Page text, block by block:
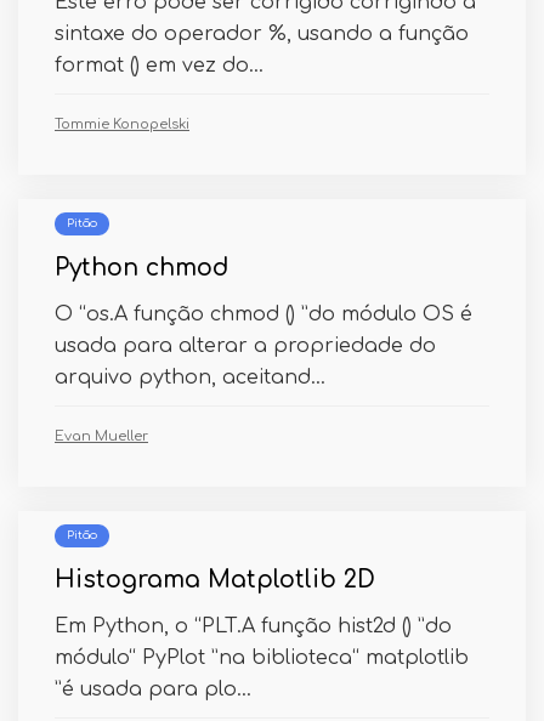
sintaxe do operador %, usando a função
format () em vez do...
Tommie Konopelski
Pitão
Python chmod
O “os.A função chmod () ”do módulo OS é
usada para alterar a propriedade do
arquivo python, aceitand...
Evan Mueller
Pitão
Histograma Matplotlib 2D
Em Python, o “PLT.A função hist2d () ”do
módulo“ PyPlot ”na biblioteca“ matplotlib
”é usada para plo...